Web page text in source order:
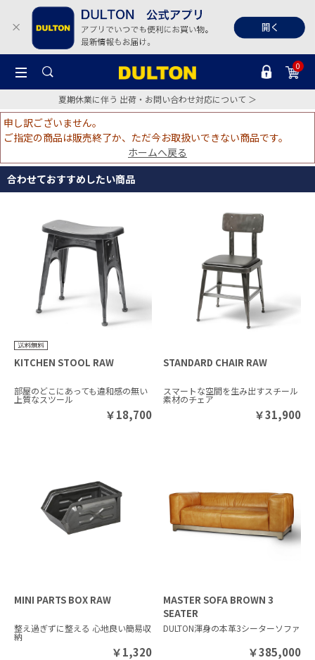
0
夏期休業に伴う 出荷・お問い合わせ対応について ＞
申し訳ございません。
ご指定の商品は販売終了か、ただ今お取扱いできない商品です。
ホームへ戻る
合わせておすすめしたい商品
KITCHEN STOOL RAW
部屋のどこにあっても違和感の無い
上質なスツール
￥18,700
STANDARD CHAIR RAW
スマートな空間を生み出すスチール
素材のチェア
￥31,900
MINI PARTS BOX RAW
整え過ぎずに整える 心地良い簡易収
納
￥1,320
MASTER SOFA BROWN 3
SEATER
DULTON渾身の本革3シーターソファ
￥385,000